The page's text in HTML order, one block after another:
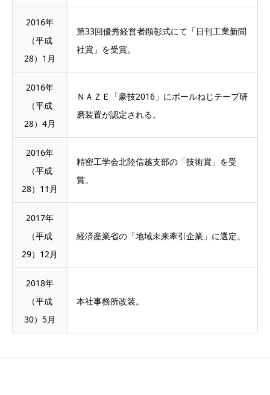
2016年
（平成
28）1月
第33回優秀経営者顕彰式にて「日刊工業新聞
社賞」を受賞。
2016年
（平成
28）4月
ＮＡＺＥ「豪技2016」にボールねじテープ研
磨装置が認定される。
2016年
（平成
28）11月
精密工学会北陸信越支部の「技術賞」を受
賞。
2017年
（平成
29）12月
経済産業省の「地域未来牽引企業」に選定。
2018年
（平成
30）5月
本社事務所改装。